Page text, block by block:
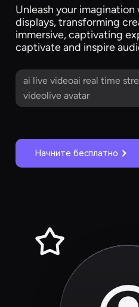
Unleash your
displays, transforming
immersive, captivating
captivate and inspire
ai live videoai real time
videolive avatar
Начните бесплатно